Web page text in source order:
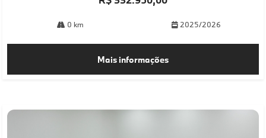
0 km 2025/2026
Mais informações